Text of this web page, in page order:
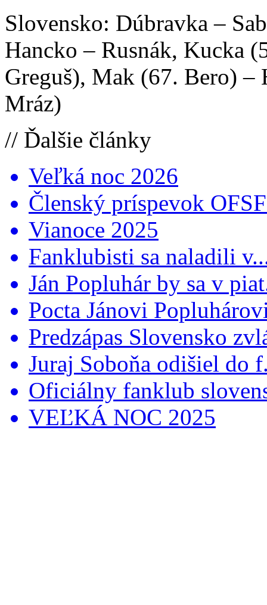
Slovensko: Dúbravka –
Hancko – Rusnák, Kucka
Greguš), Mak (67. Bero) –
Mráz)
// Ďalšie články
Veľká noc 2026
Členský príspevok
Vianoce 2025
Fanklubisti sa naladili
Ján Popluhár by sa v
Pocta Jánovi
Predzápas Slovensko
Juraj Soboňa odišiel do
Oficiálny fanklub
VEĽKÁ NOC 2025